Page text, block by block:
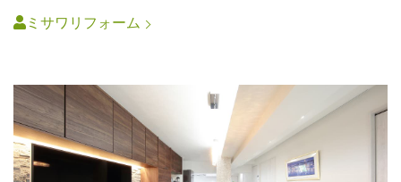
ミサワリフォーム